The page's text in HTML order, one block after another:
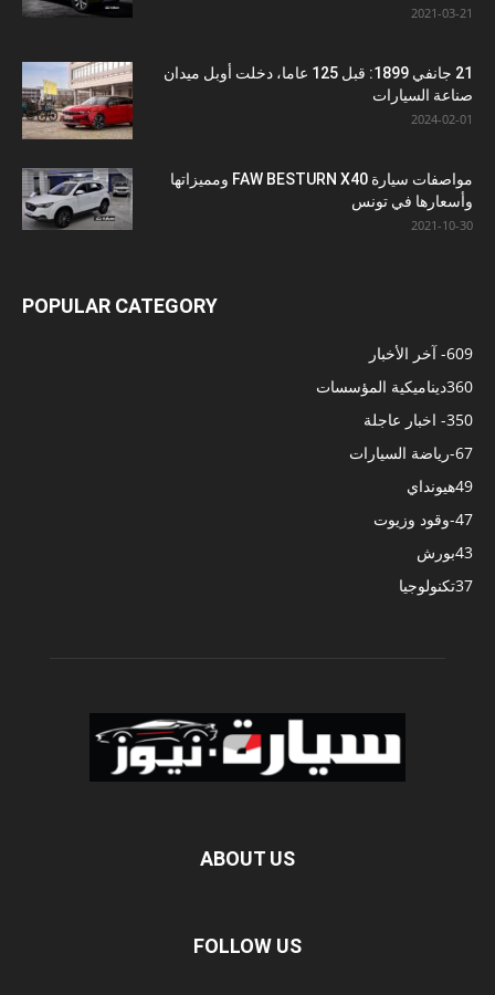
2021-03-21
21 جانفي 1899: قبل 125 عاما، دخلت أوبل ميدان
صناعة السيارات
2024-02-01
مواصفات سيارة FAW BESTURN X40 ومميزاتها
وأسعارها في تونس
2021-10-30
POPULAR CATEGORY
- آخر الأخبار609
ديناميكية المؤسسات360
- اخبار عاجلة350
-رياضة السيارات67
هيونداي49
-وقود وزيوت47
بورش43
تكنولوجيا37
ABOUT US
FOLLOW US